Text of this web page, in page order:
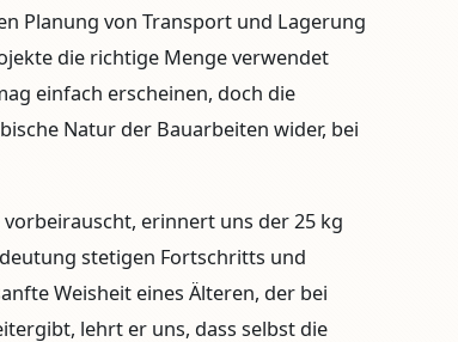
Planung von Transport und Lagerung
die richtige Menge verwendet
einfach erscheinen, doch die
Natur der Bauarbeiten wider, bei
erinnert uns der 25 kg
stetigen Fortschritts und
Weisheit eines Älteren, der bei
lehrt er uns, dass selbst die